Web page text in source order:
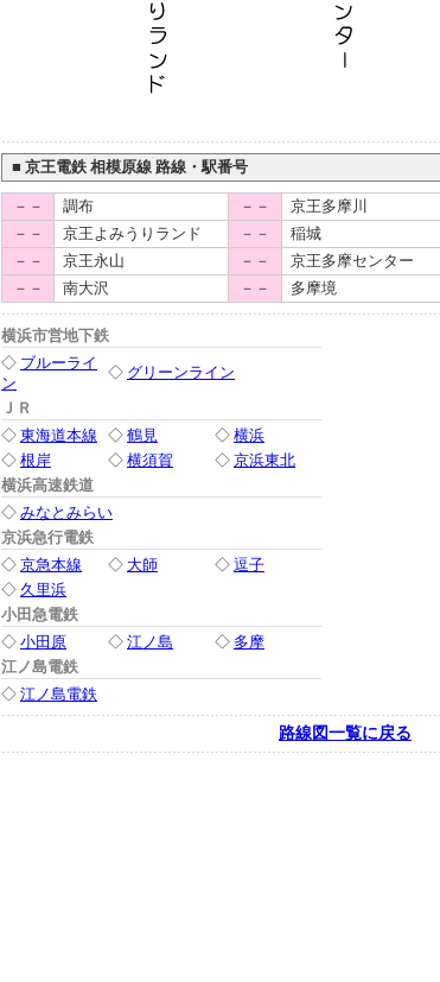
■ 京王電鉄 相模原線 路線・駅番号
－－ 調布 －－ 京王多摩川
－－
京王よみうりランド －－ 稲城
－－
京王永山 －－ 京王多摩センター
－－
南大沢 －－ 多摩境
横浜市営地下鉄
◇ ブルーライ
ン
◇ グリーンライン
ＪＲ
◇ 東海道本線 ◇ 鶴見 ◇ 横浜
◇ 根岸 ◇ 横須賀 ◇ 京浜東北
横浜高速鉄道
◇ みなとみらい
京浜急行電鉄
◇ 京急本線 ◇ 大師 ◇ 逗子
◇ 久里浜
小田急電鉄
◇ 小田原 ◇ 江ノ島 ◇ 多摩
江ノ島電鉄
◇ 江ノ島電鉄
路線図一覧に戻る